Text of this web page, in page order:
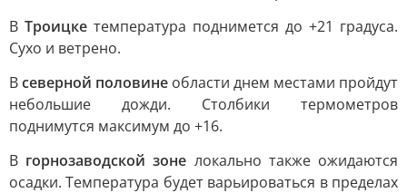
В Троицке температура поднимется до +21 градуса.
Сухо и ветрено.
Всеверной половине области днем местами пройдут
небольшие дожди. Столбики термометров
поднимутся максимум до +16.
В горнозаводской зоне локально также ожидаются
осадки. Температура будет варьироваться в пределах